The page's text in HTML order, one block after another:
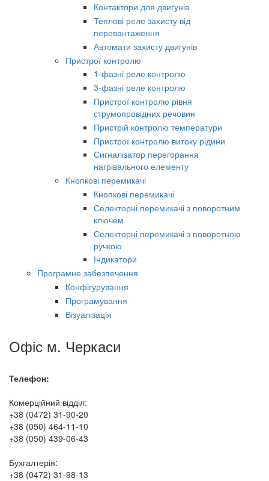
Контактори для двигунів
Теплові реле захисту від
перевантаження
Автомати захисту двигунів
Пристрої контролю
1-фазні реле контролю
3-фазні реле контролю
Пристрої контролю рівня
струмопровідних речовин
Пристрій контролю температури
Пристрої контролю витоку рідини
Сигналізатор перегорання
нагрівального елементу
Кнопкові перемикачі
Кнопкові перемикачі
Селекторні перемикачі з поворотним
ключем
Селекторні перемикачі з поворотною
ручкою
Індикатори
Програмне забезпечення
Конфігурування
Програмування
Візуалізація
Офіс м. Черкаси
Телефон:
Комерційний відділ:
+38 (0472) 31-90-20
+38 (050) 464-11-10
+38 (050) 439-06-43
Бухгалтерія:
+38 (0472) 31-98-13